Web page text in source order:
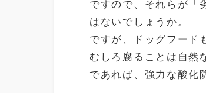
ですので、それらが「
はないでしょうか。
ですが、ドッグフード
むしろ腐ることは自然
であれば、強力な酸化